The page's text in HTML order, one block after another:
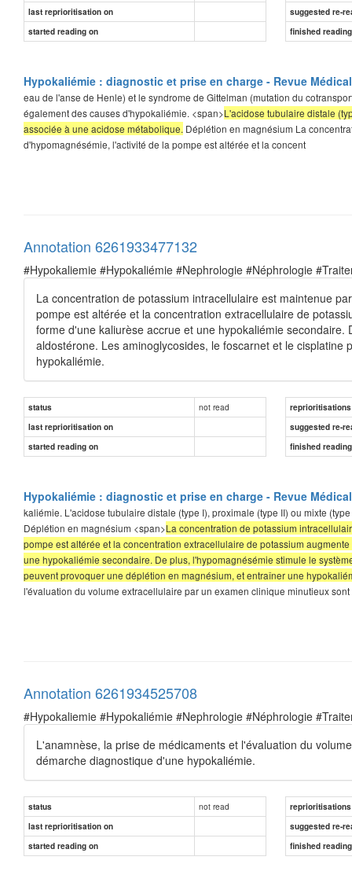
last reprioritisation on
suggested re-
started reading on
finished
Hypokaliémie : diagnostic et prise en charge - Revue
eau de l'anse de Henle) et le syndrome de Gittelman (mutation du
également des causes d'hypokaliémie. <span>L'acidose tubulaire distale
associée à une acidose métabolique. Déplétion en magnésium La
d'hypomagnésémie, l'activité de la pompe est altérée et la concent
Annotation 6261933477132
#Hypokaliemie #Hypokaliémie #Nephrologie #Néphrologie
La concentration de potassium intracellulaire est maintenue
pompe est altérée et la concentration extracellulaire de
forme d'une kaliurèse accrue et une hypokaliémie
aldostérone. Les aminoglycosides, le foscarnet et le
hypokaliémie.
status not read
reprioritisations
last reprioritisation on
suggested re-
started reading on
finished
Hypokaliémie : diagnostic et prise en charge - Revue
kaliémie. L'acidose tubulaire distale (type I), proximale (type II) ou mixte
Déplétion en magnésium <span>La concentration de potassium
pompe est altérée et la concentration extracellulaire de potassium
une hypokaliémie secondaire. De plus, l'hypomagnésémie stimule le
peuvent provoquer une déplétion en magnésium, et entraîner une
l'évaluation du volume extracellulaire par un examen clinique minutieux
Annotation 6261934525708
#Hypokaliemie #Hypokaliémie #Nephrologie #Néphrologie
L'anamnèse, la prise de médicaments et l'évaluation du
démarche diagnostique d'une hypokaliémie.
status not read
reprioritisations
last reprioritisation on
suggested re-
started reading on
finished